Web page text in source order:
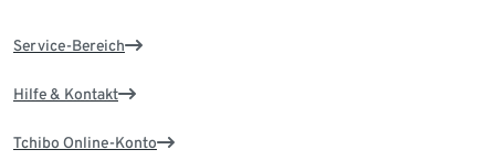
Service-Bereich
Hilfe & Kontakt
Tchibo Online-Konto